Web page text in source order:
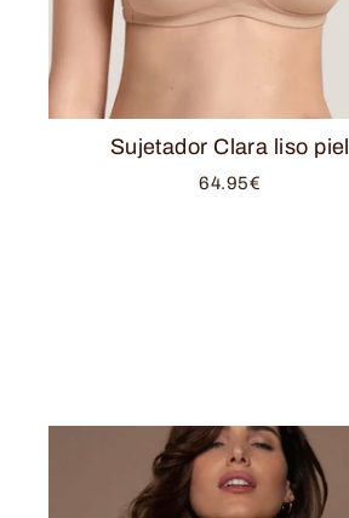
Sujetador Clara liso piel
64.95€